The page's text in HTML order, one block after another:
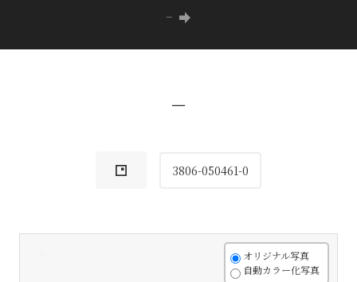
−
−
3806-050461-0
オリジナル写真
自動カラー化写真